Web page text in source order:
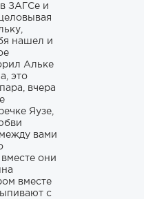
ЗАГСе и
нашел и
Альке
это
вчера
Яузе,
вами
они
вместе
с